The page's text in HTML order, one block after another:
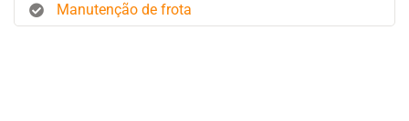
Manutenção de frota